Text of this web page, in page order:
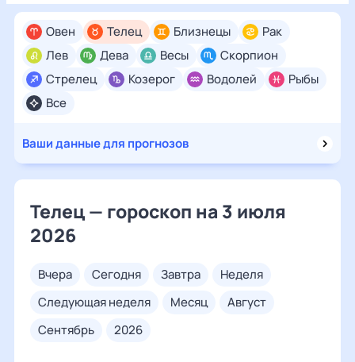
Все
Овен Телец Близнецы
Рак
Лев
Дева Весы
Скорпион
Стрелец
Козерог Водолей Рыбы
Ваши данные для прогнозов
Телец — гороскоп на 3 июля
2026
вчера сегодня завтра
неделя
следующая неделя
месяц
август
сентябрь
2026